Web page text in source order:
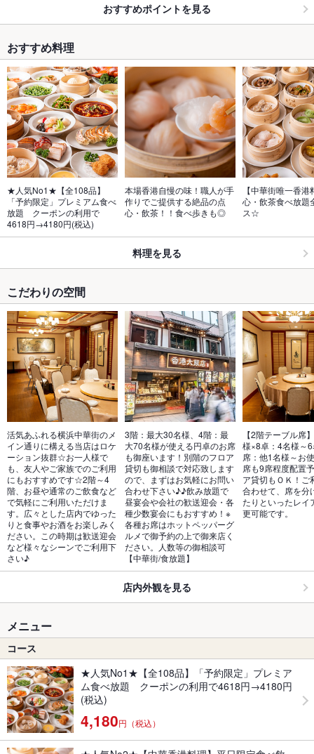
おすすめポイントを見る
おすすめ料理
★人気No1★【全108品】
「予約限定」プレミアム食べ
放題　クーポンの利用で
4618円→4180円(税込)
本場香港自慢の味！職人が手
作りでご提供する絶品の点
心・飲茶！！食べ歩きも◎
【中華街唯一香港
心・飲茶食べ放題
ス☆
料理を見る
こだわりの空間
活気あふれる横浜中華街のメ
イン通りに構える当店はロケ
ーション抜群☆お一人様で
も、友人やご家族でのご利用
にもおすすめです☆2階～4
階、お昼や通常のご飲食など
で気軽にご利用いただけま
す。広々とした店内でゆった
りと食事やお酒をお楽しみく
ださい。この時期は歓送迎会
など様々なシーンでご利用下
さい♪
3階：最大30名様、4階：最
大70名様が使える円卓のお席
も御座います！別階のフロア
貸切も御相談で対応致します
ので、まずはお気軽にお問い
合わせ下さい♪♪飲み放題で
昼宴会や会社の歓送迎会・各
種少数宴会にもおすすめ！※
各種お席はホットペッパーグ
ルメで御予約の上で御来店く
ださい。人数等の御相談可
【中華街/食放題】
【2階テーブル席
様×8卓：4名様～
席：他1名様～お
席も9席程度配置
ア貸切もＯＫ！ご
合わせて、席を分
たりといったレイ
更可能です。
店内外観を見る
メニュー
コース
★人気No1★【全108品】「予約限定」プレミア
ム食べ放題 クーポンの利用で4618円→4180円
(税込)
4,180円（税込）